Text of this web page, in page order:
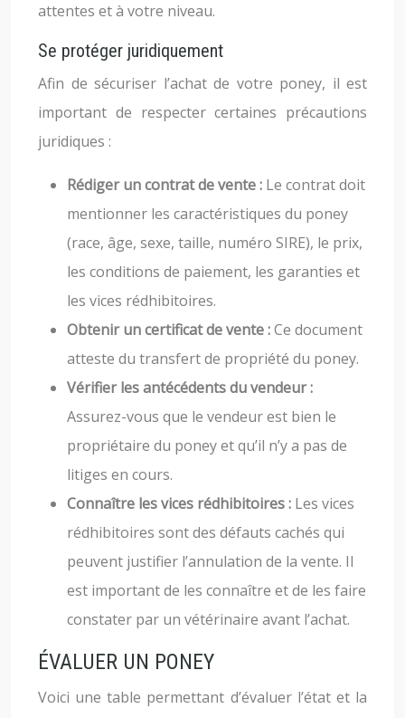
attentes et à votre niveau.
Se protéger juridiquement
Afin de sécuriser l’achat de votre poney, il est
important de respecter certaines précautions
juridiques :
Rédiger un contrat de vente : Le contrat doit
mentionner les caractéristiques du poney
(race, âge, sexe, taille, numéro SIRE), le prix,
les conditions de paiement, les garanties et
les vices rédhibitoires.
Obtenir un certificat de vente :Ce document
atteste du transfert de propriété du poney.
Vérifier les antécédents du vendeur :
Assurez-vous que le vendeur est bien le
propriétaire du poney et qu’il n’y a pas de
litiges en cours.
Connaître les vices rédhibitoires : Les vices
rédhibitoires sont des défauts cachés qui
peuvent justifier l’annulation de la vente. Il
est important de les connaître et de les faire
constater par un vétérinaire avant l’achat.
ÉVALUER UN PONEY
Voici une table permettant d’évaluer l’état et la